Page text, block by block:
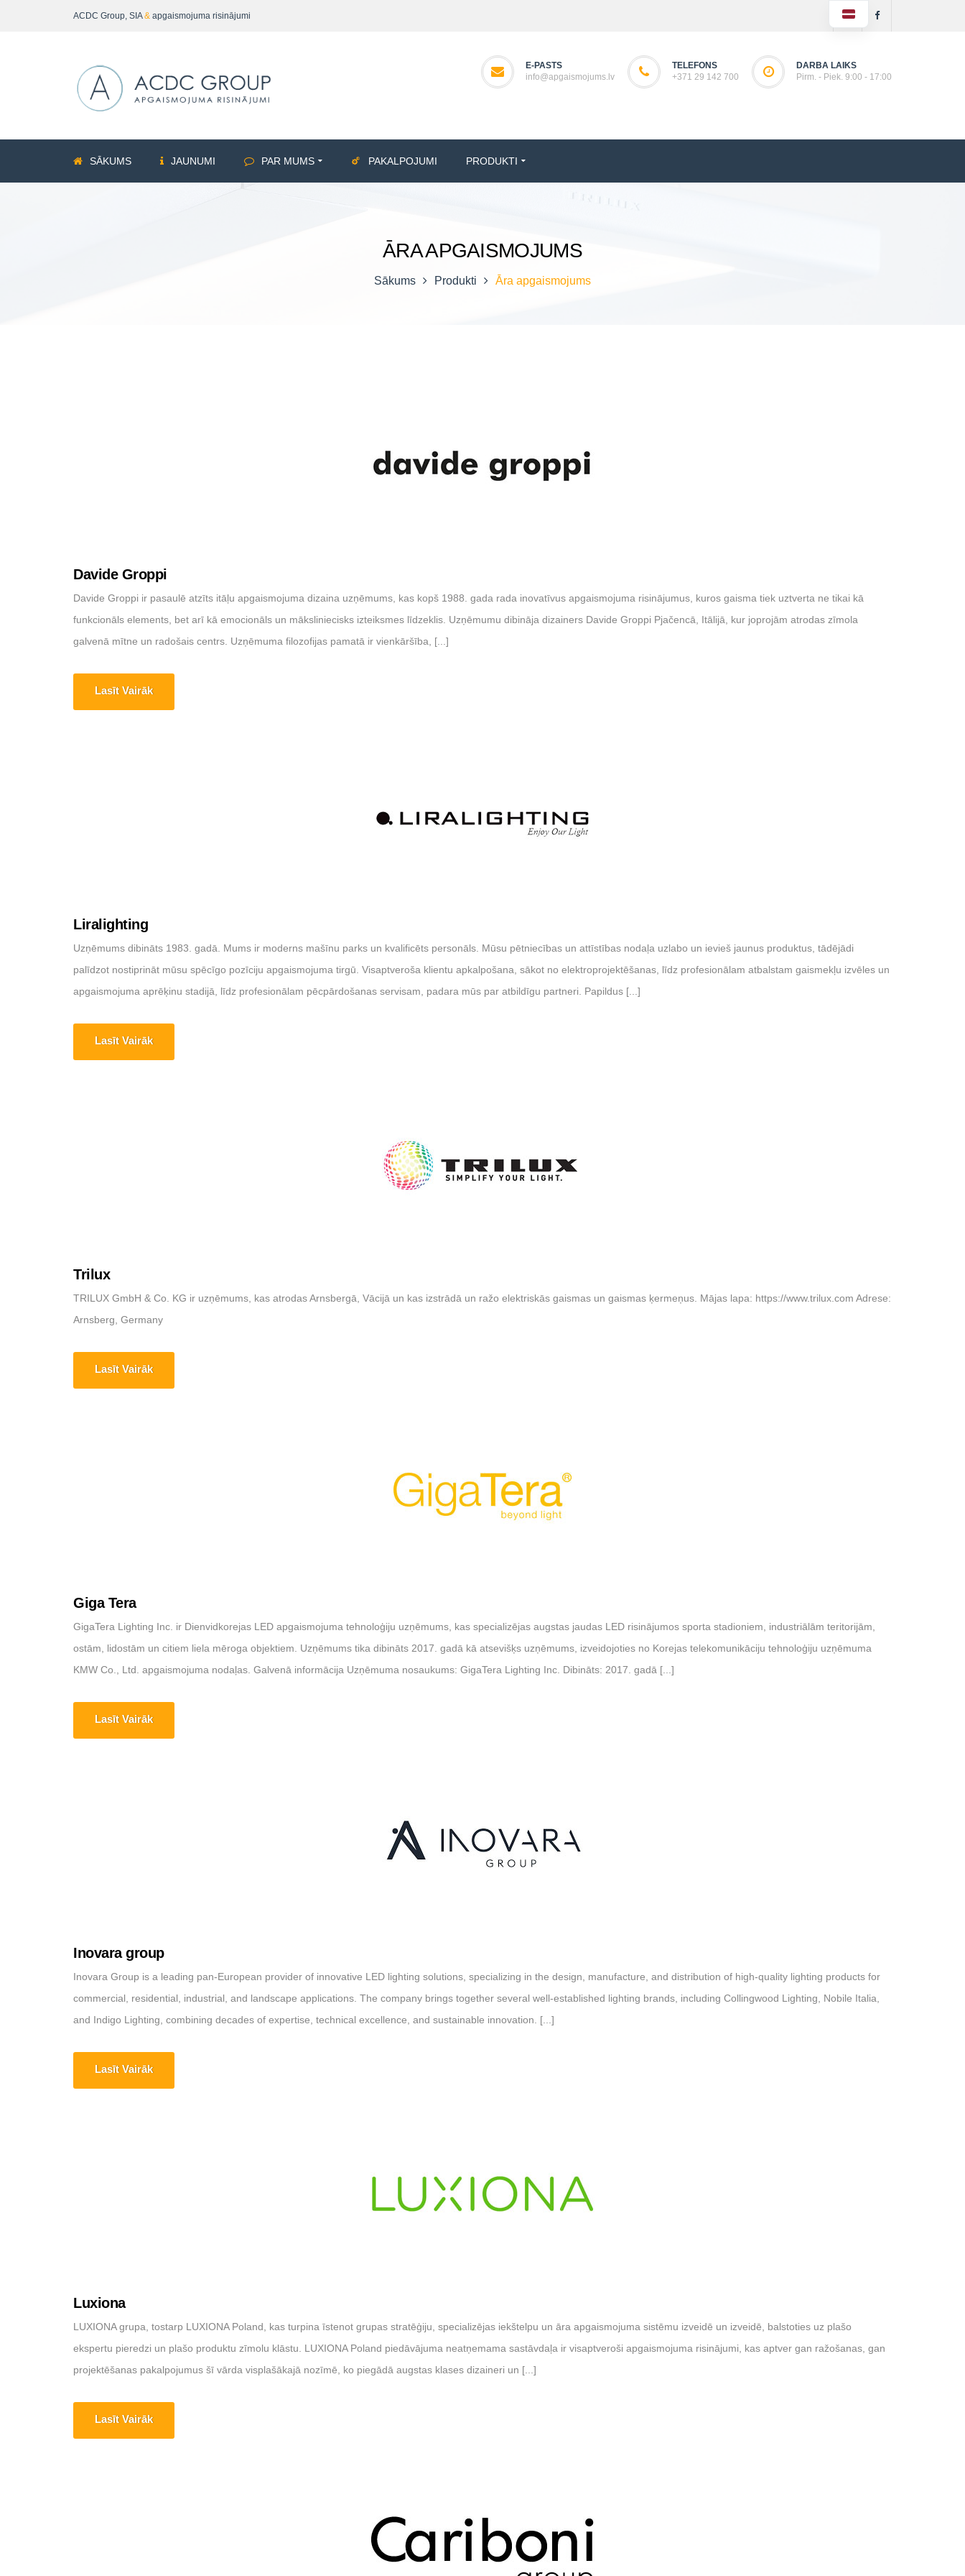
ACDC Group, SIA& apgaismojuma risinājumi
E-PASTS
info@apgaismojums.lv
TELEFONS
+371 29 142 700
DARBA LAIKS
Pirm. - Piek. 9:00 - 17:00
SĀKUMS JAUNUMI PAR MUMS PAKALPOJUMI PRODUKTI
ĀRA APGAISMOJUMS
Sākums Produkti Āra apgaismojums
Davide Groppi
Davide Groppi ir pasaulē atzīts itāļu apgaismojuma dizaina uzņēmums, kas kopš 1988. gada rada inovatīvus apgaismojuma risinājumus, kuros gaisma tiek uztverta ne tikai kā
funkcionāls elements, bet arī kā emocionāls un māksliniecisks izteiksmes līdzeklis. Uzņēmumu dibināja dizainers Davide Groppi Pjačencā, Itālijā, kur joprojām atrodas zīmola
galvenā mītne un radošais centrs. Uzņēmuma filozofijas pamatā ir vienkāršība, [...]
Lasīt Vairāk
Liralighting
Uzņēmums dibināts 1983. gadā. Mums ir moderns mašīnu parks un kvalificēts personāls. Mūsu pētniecības un attīstības nodaļa uzlabo un ievieš jaunus produktus, tādējādi
palīdzot nostiprināt mūsu spēcīgo pozīciju apgaismojuma tirgū. Visaptveroša klientu apkalpošana, sākot no elektroprojektēšanas, līdz profesionālam atbalstam gaismekļu izvēles un
apgaismojuma aprēķinu stadijā, līdz profesionālam pēcpārdošanas servisam, padara mūs par atbildīgu partneri. Papildus [...]
Lasīt Vairāk
Trilux
TRILUX GmbH & Co. KG ir uzņēmums, kas atrodas Arnsbergā, Vācijā un kas izstrādā un ražo elektriskās gaismas un gaismas ķermeņus. Mājas lapa: https://www.trilux.com Adrese:
Arnsberg, Germany
Lasīt Vairāk
Giga Tera
GigaTera Lighting Inc. ir Dienvidkorejas LED apgaismojuma tehnoloģiju uzņēmums, kas specializējas augstas jaudas LED risinājumos sporta stadioniem, industriālām teritorijām,
ostām, lidostām un citiem liela mēroga objektiem. Uzņēmums tika dibināts 2017. gadā kā atsevišķs uzņēmums, izveidojoties no Korejas telekomunikāciju tehnoloģiju uzņēmuma
KMW Co., Ltd. apgaismojuma nodaļas. Galvenā informācija Uzņēmuma nosaukums: GigaTera Lighting Inc. Dibināts: 2017. gadā [...]
Lasīt Vairāk
Inovara group
Inovara Group is a leading pan-European provider of innovative LED lighting solutions, specializing in the design, manufacture, and distribution of high-quality lighting products for
commercial, residential, industrial, and landscape applications. The company brings together several well-established lighting brands, including Collingwood Lighting, Nobile Italia,
and Indigo Lighting, combining decades of expertise, technical excellence, and sustainable innovation. [...]
Lasīt Vairāk
Luxiona
LUXIONA grupa, tostarp LUXIONA Poland, kas turpina īstenot grupas stratēģiju, specializējas iekštelpu un āra apgaismojuma sistēmu izveidē un izveidē, balstoties uz plašo
ekspertu pieredzi un plašo produktu zīmolu klāstu. LUXIONA Poland piedāvājuma neatņemama sastāvdaļa ir visaptveroši apgaismojuma risinājumi, kas aptver gan ražošanas, gan
projektēšanas pakalpojumus šī vārda visplašākajā nozīmē, ko piegādā augstas klases dizaineri un [...]
Lasīt Vairāk